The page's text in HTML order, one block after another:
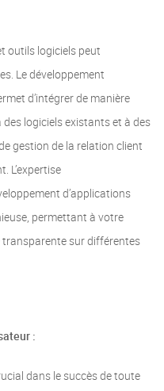
outils logiciels peut
Le développement
d’intégrer de manière
logiciels existants et à des
gestion de la relation client
L’expertise
d’applications
permettant à votre
sur différentes
:
dans le succès de toute